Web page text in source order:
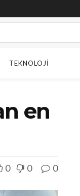
TEKNOLOJI
en
0 0 0